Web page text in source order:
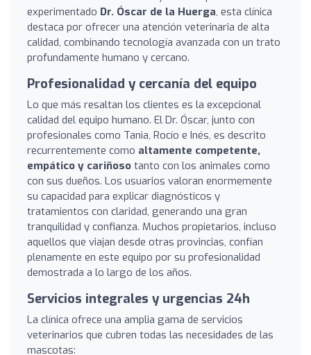
experimentado Dr. Óscar de la Huerga, esta clínica
destaca por ofrecer una atención veterinaria de alta
calidad, combinando tecnología avanzada con un trato
profundamente humano y cercano.
Profesionalidad y cercanía del equipo
Lo que más resaltan los clientes es la excepcional
calidad del equipo humano. El Dr. Óscar, junto con
profesionales como Tania, Rocío e Inés, es descrito
recurrentemente como altamente competente,
empático y cariñoso tanto con los animales como
con sus dueños. Los usuarios valoran enormemente
su capacidad para explicar diagnósticos y
tratamientos con claridad, generando una gran
tranquilidad y confianza. Muchos propietarios, incluso
aquellos que viajan desde otras provincias, confían
plenamente en este equipo por su profesionalidad
demostrada a lo largo de los años.
Servicios integrales y urgencias 24h
La clínica ofrece una amplia gama de servicios
veterinarios que cubren todas las necesidades de las
mascotas: